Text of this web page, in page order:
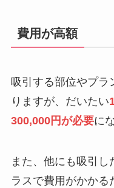
費用が高額
吸引する部位やプラ
りますが、だいたい
300,000円が必要に
また、他にも吸引
ラスで費用がかかる